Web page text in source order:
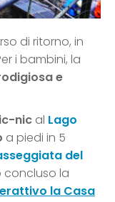
di ritorno, in
i bambini, la
e
nic al Lago
a piedi in 5
del
concluso la
la Casa